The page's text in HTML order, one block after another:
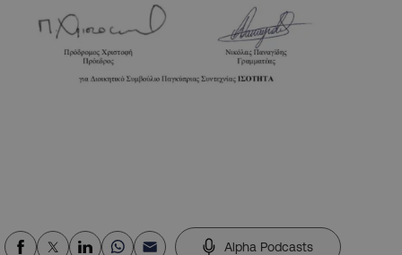
Alpha Podcasts